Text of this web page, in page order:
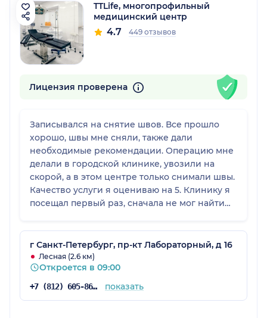
TTLife, многопрофильный
медицинский центр
4.7 449 отзывов
Лицензия проверена
Записывался на снятие швов. Все прошло
хорошо, швы мне сняли, также дали
необходимые рекомендации. Операцию мне
делали в городской клинике, увозили на
скорой, а в этом центре только снимали швы.
Качество услуги я оцениваю на 5. Клинику я
посещал первый раз, сначала не мог найти
проконсультировали. Встретили меня
доброжелательно, прием состоялся вовремя.
г Санкт-Петербург, пр-кт Лабораторный, д 16
Лесная (2.6 км)
Откроется в 09:00
+7 (812) 605-86-34 показать